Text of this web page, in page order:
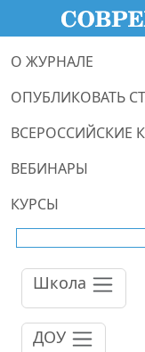
О ЖУРНАЛЕ
ОПУБЛИКОВАТЬ
ВСЕРОССИЙСКИЕ
ВЕБИНАРЫ
КУРСЫ
Школа
ДОУ